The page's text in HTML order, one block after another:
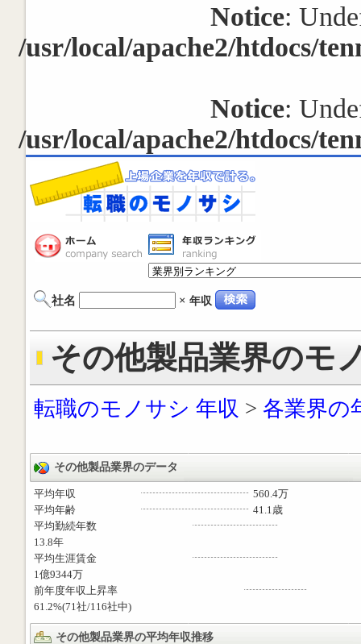
Notice:
/usr/local/apache2/htdocs/
Notice:
/usr/local/apache2/htdocs/
社名 × 年収
その他製品業界のモ
転職のモノサシ 年収 > 各業界の
その他製品業界のデータ
平均年収
560.4万
平均年齢
41.1歳
平均勤続年数
13.8年
平均生涯賃金
1億9344万
前年度年収上昇率
61.2%(71社/116社中)
その他製品業界の平均年収推移